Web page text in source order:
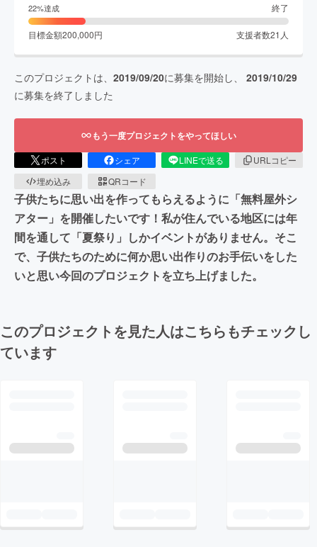
22%達成 終了
目標金額200,000円 支援者数21 人
このプロジェクトは、 2019/09/20に募集を開始し、 2019/10/29
に募集を終了しました
もう一度プロジェクトをやってほしい
ポスト シェア LINEで送る
URLコピー
埋め込み
QRコード
子供たちに思い出を作ってもらえるように「無料屋外シ
アター」を開催したいです！私が住んでいる地区には年
間を通して「夏祭り」しかイベントがありません。そこ
で、子供たちのために何か思い出作りのお手伝いをした
いと思い今回のプロジェクトを立ち上げました。
このプロジェクトを見た人はこちらもチェックし
ています